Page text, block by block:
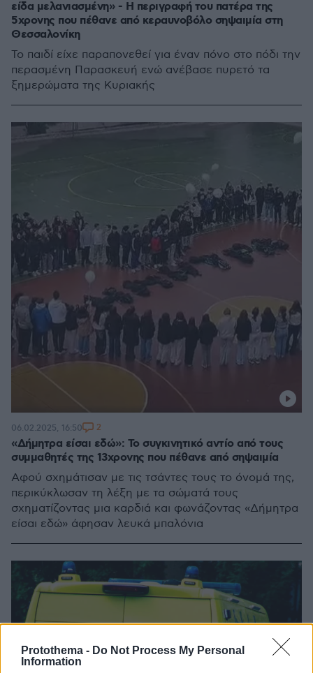
Protothema - Do Not Process My Personal
Information
είδα μελανιασμένη» - Η περιγραφή του πατέρα της
5χρονης που πέθανε από κεραυνοβόλο σηψαιμία στη
Θεσσαλονίκη
Το παιδί είχε παραπονεθεί για έναν πόνο στο πόδι την
περασμένη Παρασκευή ενώ ανέβασε πυρετό τα
ξημερώματα της Κυριακής
«Δήμητρα είσαι εδώ»: Το συγκινητικό αντίο από τους
συμμαθητές της 13χρονης που πέθανε από σηψαιμία
Αφού σχημάτισαν με τις τσάντες τους το όνομά της,
περικύκλωσαν τη λέξη με τα σώματά τους
σχηματίζοντας μια καρδιά και φωνάζοντας «Δήμητρα
είσαι εδώ» άφησαν λευκά μπαλόνια
06.02.2025, 16:50 2